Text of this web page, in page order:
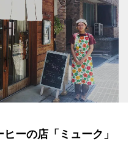
ヒーの店「ミューク」